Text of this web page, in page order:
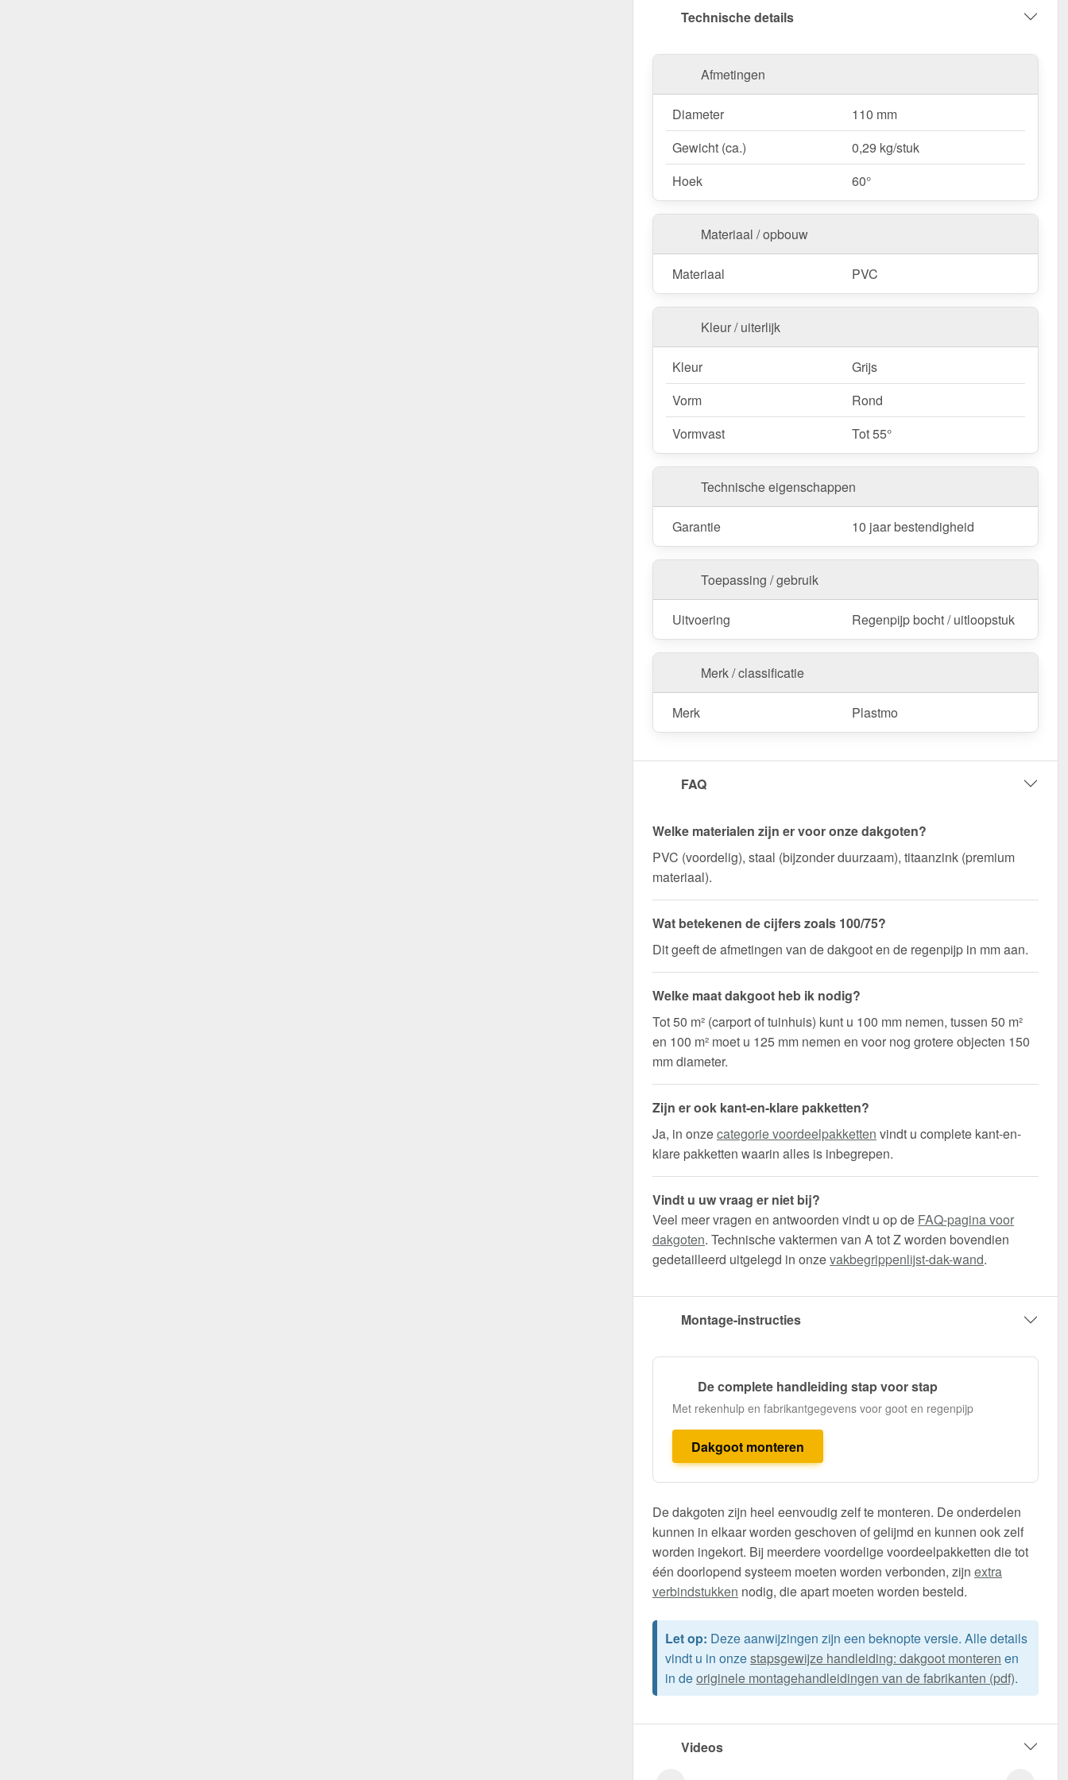
gecontroleerde waterstroom!
Technische details
Afmetingen
Diameter
110 mm
Gewicht (ca.)
0,29 kg/stuk
Hoek
60°
Materiaal / opbouw
Materiaal PVC
Kleur / uiterlijk
Kleur
Grijs
Vorm
Rond
Vormvast
Tot 55°
Technische eigenschappen
Garantie 10 jaar bestendigheid
Toepassing / gebruik
Uitvoering Regenpijp bocht / uitloopstuk
Merk / classificatie
Merk Plastmo
FAQ
Welke materialen zijn er voor onze dakgoten?
PVC (voordelig), staal (bijzonder duurzaam), titaanzink (premium
materiaal).
Wat betekenen de cijfers zoals 100/75?
Dit geeft de afmetingen van de dakgoot en de regenpijp in mm aan.
Welke maat dakgoot heb ik nodig?
Tot 50 m² (carport of tuinhuis) kunt u 100 mm nemen, tussen 50 m²
en 100 m² moet u 125 mm nemen en voor nog grotere objecten 150
mm diameter.
Zijn er ook kant-en-klare pakketten?
Ja, in onzecategorie voordeelpakketten vindt u complete kant-en-
klare pakketten waarin alles is inbegrepen.
Vindt u uw vraag er niet bij?
Veel meer vragen en antwoorden vindt u op de FAQ-pagina voor
dakgoten. Technische vaktermen van A tot Z worden bovendien
gedetailleerd uitgelegd in onzevakbegrippenlijst-dak-wand.
Montage-instructies
De complete handleiding stap voor stap
Met rekenhulp en fabrikantgegevens voor goot en regenpijp
Dakgoot monteren
De dakgoten zijn heel eenvoudig zelf te monteren. De onderdelen
kunnen in elkaar worden geschoven of gelijmd en kunnen ook zelf
worden ingekort. Bij meerdere voordelige voordeelpakketten die tot
één doorlopend systeem moeten worden verbonden, zijn extra
verbindstukken nodig, die apart moeten worden besteld.
Let op: Deze aanwijzingen zijn een beknopte versie. Alle details
vindt u in onzestapsgewijze handleiding: dakgoot monteren en
in deoriginele montagehandleidingen van de fabrikanten (pdf).
Videos